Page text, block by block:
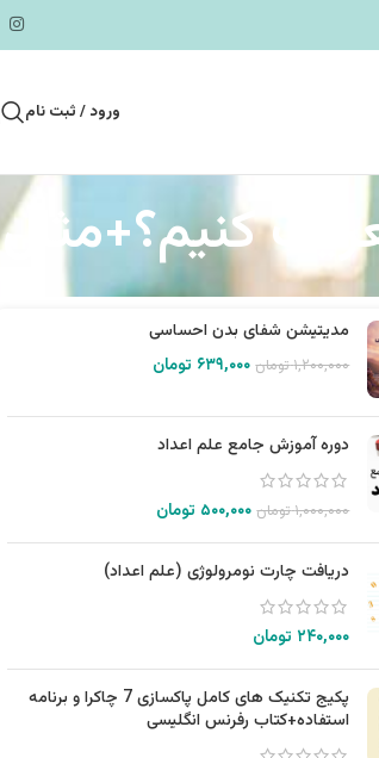
ورود / ثبت نام
کنیم؟+مثال
مدیتیشن شفای بدن احساسی
۱,۲۰۰,۰۰۰تومان ۶۳۹,۰۰۰ تومان
دوره آموزش جامع علم اعداد
۱,۰۰۰,۰۰۰تومان ۵۰۰,۰۰۰ تومان
دریافت چارت نومرولوژی (علم اعداد)
۲۴۰,۰۰۰ تومان
پکیج تکنیک های کامل پاکسازی 7 چاکرا و برنامه
استفاده+کتاب رفرنس انگلیسی